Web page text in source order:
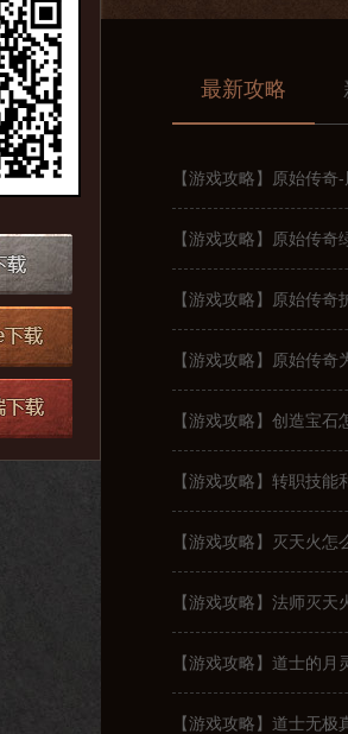
最新攻略
【游戏攻略】原始传奇
【游戏攻略】原始传
【游戏攻略】原始传
【游戏攻略】原始传
【游戏攻略】创造宝
【游戏攻略】转职技
【游戏攻略】灭天火
【游戏攻略】法师灭
【游戏攻略】道士的
【游戏攻略】道士无